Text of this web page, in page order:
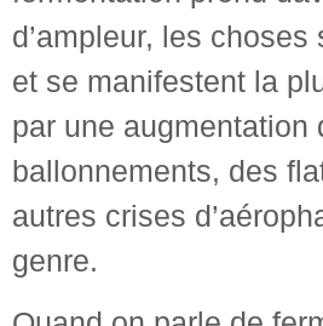
d’ampleur, les
et se manifestent la
par une augmentation
ballonnements, des
autres crises
genre.